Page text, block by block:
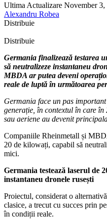
Ultima Actualizare November 3,
Alexandru Robea
Distribuie
Distribuie
Germania finalizează testarea
să neutralizeze instantaneu
MBDA ar putea deveni
reale de luptă în următoarea
Germania face un pas
generație, în contextul în care
sau aeriene au devenit
Companiile Rheinmetall și
20 de kilowați, capabil să
mici.
Germania testează laserul de
instantaneu dronele rusești
Proiectul, considerat o
clasice, a trecut cu succes prin
în condiții reale.